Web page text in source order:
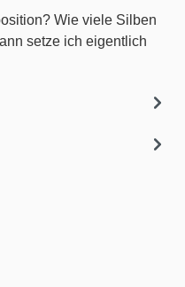
Wie viele Silben
setze ich eigentlich